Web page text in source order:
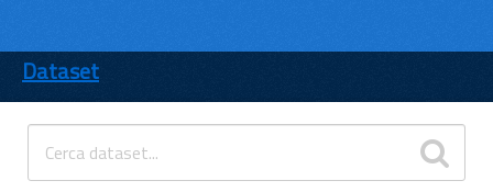
ENTI
TEMI
INFORMAZIONI
Dataset